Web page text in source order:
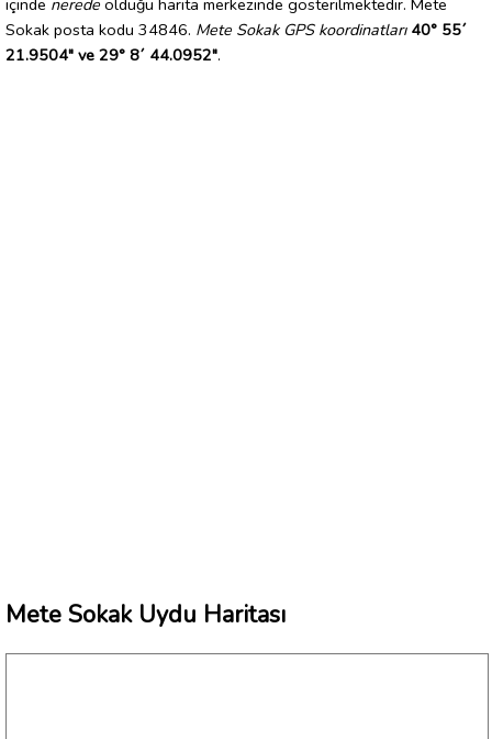
Sokak posta kodu 34846. Mete Sokak GPS koordinatları 40° 55´
21.9504" ve 29° 8´ 44.0952".
Mete Sokak Uydu Haritası